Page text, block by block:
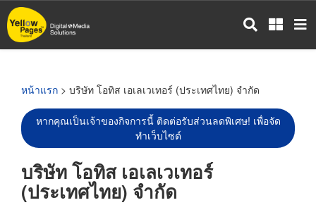
ข้าม
ไป
หน้าแรก > บริษัท โอทิส เอเลเวเทอร์ (ประเทศไทย) จำกัด
หากคุณเป็นเจ้าของกิจการนี้ ติดต่อรับส่วนลดพิเศษ! เพื่อจัด
ทำเว็บไซต์
บริษัท โอทิส เอเลเวเทอร์
(ประเทศไทย) จำกัด